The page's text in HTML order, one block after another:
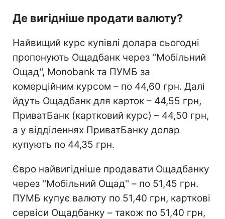
Де вигідніше продати валюту?
Найвищий курс купівлі долара сьогодні
пропонують Ощадбанк через ''Мобільний
Ощад'', Monobank та ПУМБ за
комерційним курсом – по 44,60 грн. Далі
йдуть Ощадбанк для карток – 44,55 грн,
ПриватБанк (картковий курс) – 44,50 грн,
а у відділеннях ПриватБанку долар
купують по 44,35 грн.
Євро найвигідніше продавати Ощадбанку
через ''Мобільний Ощад'' – по 51,45 грн.
ПУМБ купує валюту по 51,40 грн, карткові
сервіси Ощадбанку – також по 51,40 грн,